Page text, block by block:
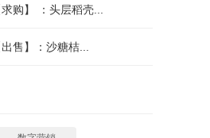
求购】 ：头层稻壳...
售】：沙糖桔...